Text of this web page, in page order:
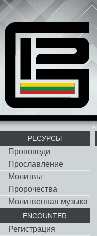
РЕСУРСЫ
Проповеди
Прославление
Молитвы
Пророчества
Молитвенная музыка
ENCOUNTER
Регистрация